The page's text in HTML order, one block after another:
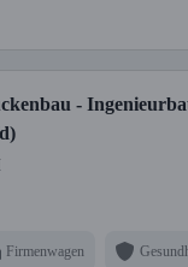
-
Firmenwagen